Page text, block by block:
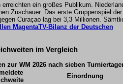
ein großes Publikum.
Zuschauer. Das erste Gruppenspiel der
Curaçao lag bei 3,3 Millionen.
MagentaTV-Bilanz der Deutschen
im Vergleich
zur WM 2026 nach sieben
Einordnung